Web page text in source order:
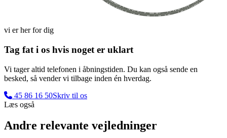
vi er her for dig
Tag fat i os hvis noget er uklart
Vi tager altid telefonen i åbningstiden. Du kan også sende en
besked, så vender vi tilbage inden én hverdag.
45 86 16 50Skriv til os
Læs også
Andre relevante vejledninger